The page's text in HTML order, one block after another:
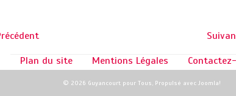
Plan du site Mentions Légales
© 2026 Guyancourt pour Tous, Propulsé avec Joomla!